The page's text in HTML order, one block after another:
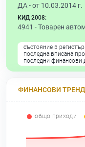
ДА - от 10.03.2014 г.
КИД 2008:
4941 -Товарен
състояние в
последна вписана
последни финансови
ФИНАНСОВИ
общо приходи